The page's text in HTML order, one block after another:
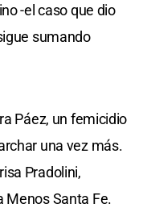
-el caso que dio
sumando
Páez, un femicidio
una vez más.
Pradolini,
Menos Santa Fe.